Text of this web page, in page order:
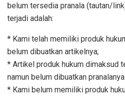
belum tersedia pranala (tautan/
terjadi adalah:
* Kami telah memiliki produk
belum dibuatkan artikelnya;
* Artikel produk hukum dimaksud
namun belum dibuatkan
* Kami belum memiliki produk